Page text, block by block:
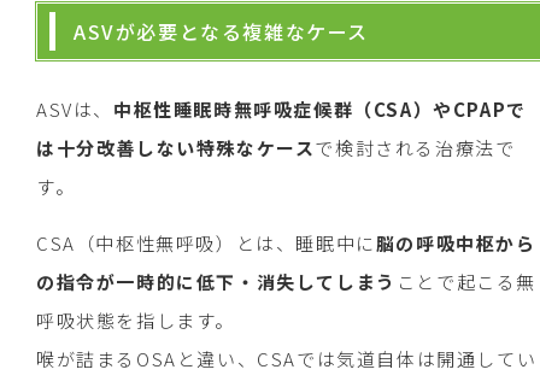
ASVが必要となる複雑なケース
ASVは、 中枢性睡眠時無呼吸症候群（CSA）やCPAPで
は十分改善しない特殊なケースで検討される治療法で
す。
CSA（中枢性無呼吸）とは、睡眠中に脳の呼吸中枢から
の指令が一時的に低下・消失してしまう ことで起こる無
呼吸状態を指します。
喉が詰まるOSAと違い、CSAでは気道自体は開通してい